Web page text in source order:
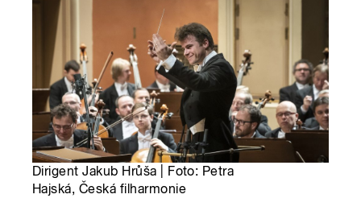
Dirigent Jakub Hrůša | Foto: Petra
Hajská, Česká filharmonie